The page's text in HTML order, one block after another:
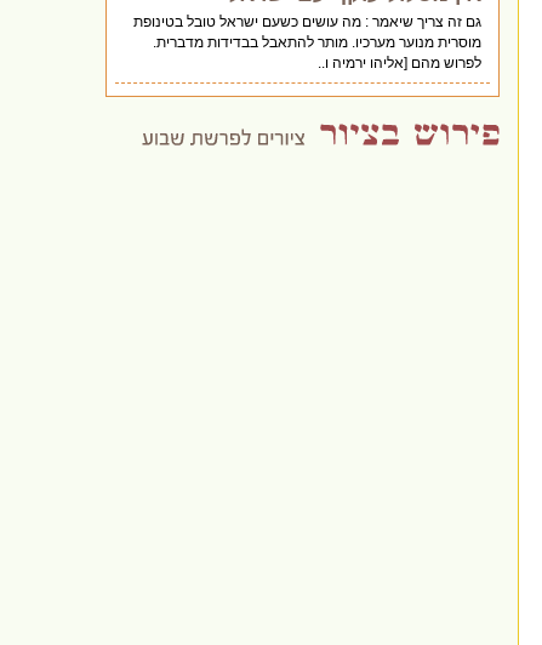
גם זה צריך שיאמר : מה עושים כשעם ישראל טובל בטינופת
מוסרית מנוער מערכיו. מותר להתאבל בבדידות מדברית.
לפרוש מהם [אליהו ירמיה ו..